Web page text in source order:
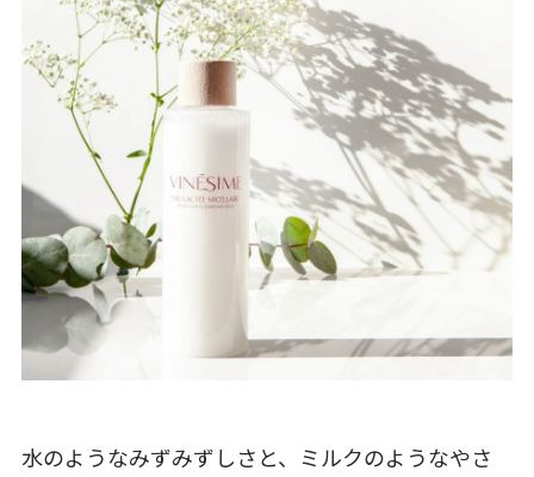
水のようなみずみずしさと、ミルクのようなやさ